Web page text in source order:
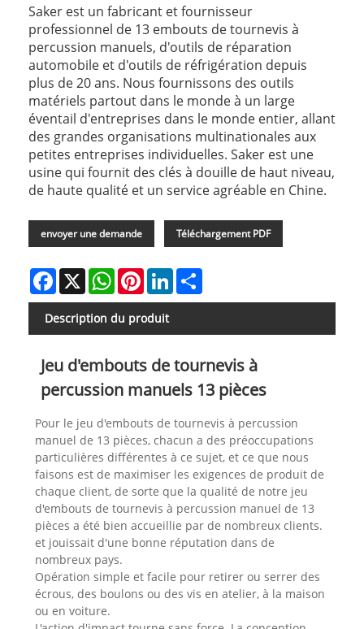
Saker est un fabricant et fournisseur
professionnel de 13 embouts de tournevis à
percussion manuels, d'outils de réparation
automobile et d'outils de réfrigération depuis
plus de 20 ans. Nous fournissons des outils
matériels partout dans le monde à un large
éventail d'entreprises dans le monde entier, allant
des grandes organisations multinationales aux
petites entreprises individuelles. Saker est une
usine qui fournit des clés à douille de haut niveau,
de haute qualité et un service agréable en Chine.
envoyer une demande Téléchargement PDF
Facebook
X WhatsAppPinterestLinkedIn
Description du produit
Jeu d'embouts de tournevis à
percussion manuels 13 pièces
Pour le jeu d'embouts de tournevis à percussion
manuel de 13 pièces, chacun a des préoccupations
particulières différentes à ce sujet, et ce que nous
faisons est de maximiser les exigences de produit de
chaque client, de sorte que la qualité de notre jeu
d'embouts de tournevis à percussion manuel de 13
pièces a été bien accueillie par de nombreux clients.
et jouissait d'une bonne réputation dans de
nombreux pays.
Opération simple et facile pour retirer ou serrer des
écrous, des boulons ou des vis en atelier, à la maison
ou en voiture.